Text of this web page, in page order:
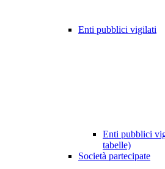
Enti pubblici vigilati
Enti pubblici
tabelle)
Società partecipate